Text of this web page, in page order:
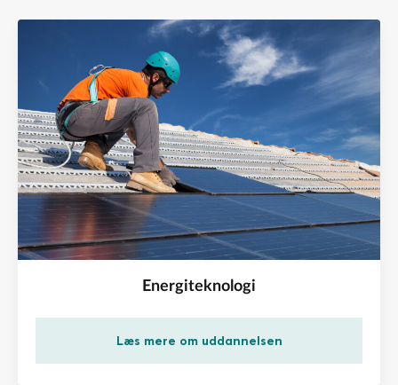
• Vurdere og tilrettelægge systematisk og struktureret
• Forklare tekniske tegninger
• Beregne energibesparelser og simple
tilbagebetalingstider
• Måle og analysere indeklima med fokus på CO2 og fugt
Energiteknologi
Læs mere om uddannelsen